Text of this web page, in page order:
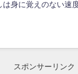
は身に覚えのない速
スポンサーリンク